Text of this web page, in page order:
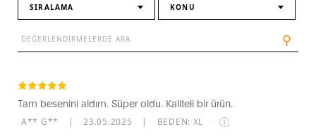
SIRALAMA KONU
⚲
Tam besenini aldım. Süper oldu. Kaliteli bir ürün.
A** G** | 23.05.2025 | BEDEN: XL ·